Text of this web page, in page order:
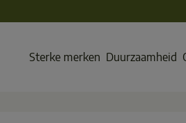
Sterke merken Duurzaamheid